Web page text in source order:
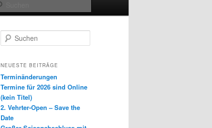
u
h
n
NEUESTE BEITRÄGE
Terminänderungen
Termine für 2026 sind Online
(kein Titel)
2. Vehrter-Open – Save the
Date